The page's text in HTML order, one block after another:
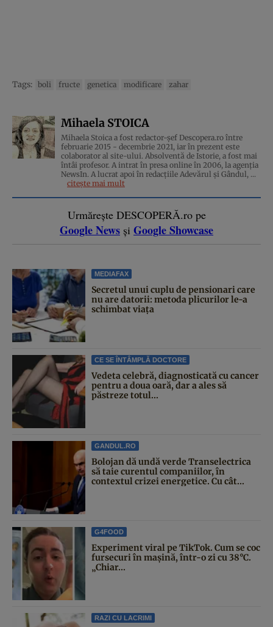
Tags: boli fructe genetica modificare zahar
Mihaela STOICA
Mihaela Stoica a fost redactor-șef Descopera.ro între
februarie 2015 - decembrie 2021, iar în prezent este
colaborator al site-ului. Absolventă de Istorie, a fost mai
întâi profesor. A intrat în presa online în 2006, la agenţia
NewsIn. A lucrat apoi în redacţiile Adevărul şi Gândul, ...
citește mai mult
Urmărește DESCOPERĂ.ro pe
Google News și Google Showcase
MEDIAFAX
Secretul unui cuplu de pensionari care
nu are datorii: metoda plicurilor le-a
schimbat viața
CE SE ÎNTÂMPLĂ DOCTORE
Vedeta celebră, diagnosticată cu cancer
pentru a doua oară, dar a ales să
păstreze totul...
GANDUL.RO
Bolojan dă undă verde Transelectrica
să taie curentul companiilor, în
contextul crizei energetice. Cu cât...
G4FOOD
Experiment viral pe TikTok. Cum se coc
fursecuri în mașină, într-o zi cu 38°C.
„Chiar...
RAZI CU LACRIMI